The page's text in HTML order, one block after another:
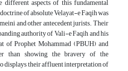
different aspects of this fundamental
of absolute Velayat-e Faqih was
and other antecedent jurists. Their
authority of Vali-e Faqih and his
of Prophet Mohammad (PBUH) and
than showing the bravery of the
displays their affluent interpretation of